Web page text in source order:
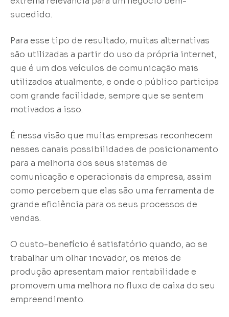
sucedido.
Para esse tipo de resultado, muitas alternativas
são utilizadas a partir do uso da própria internet,
que é um dos veículos de comunicação mais
utilizados atualmente, e onde o público participa
com grande facilidade, sempre que se sentem
motivados a isso.
É nessa visão que muitas empresas reconhecem
nesses canais possibilidades de posicionamento
para a melhoria dos seus sistemas de
comunicação e operacionais da empresa, assim
como percebem que elas são uma ferramenta de
grande eficiência para os seus processos de
vendas.
O custo-benefício é satisfatório quando, ao se
trabalhar um olhar inovador, os meios de
produção apresentam maior rentabilidade e
promovem uma melhora no fluxo de caixa do seu
empreendimento.